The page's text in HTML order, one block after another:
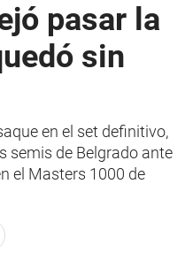
pasar la
sin
en el set definitivo,
semis de Belgrado ante
el Masters 1000 de